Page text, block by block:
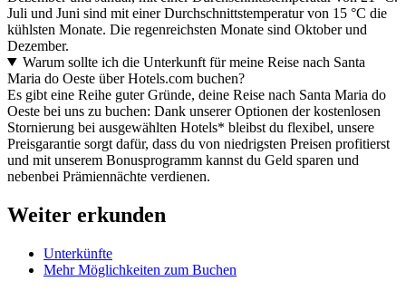
Juli und Juni sind mit einer Durchschnittstemperatur von 15 °C die
kühlsten Monate. Die regenreichsten Monate sind Oktober und
Dezember.
Warum sollte ich die Unterkunft für meine Reise nach Santa
Maria do Oeste über Hotels.com buchen?
Es gibt eine Reihe guter Gründe, deine Reise nach Santa Maria do
Oeste bei uns zu buchen: Dank unserer Optionen der kostenlosen
Stornierung bei ausgewählten Hotels* bleibst du flexibel, unsere
Preisgarantie sorgt dafür, dass du von niedrigsten Preisen profitierst
und mit unserem Bonusprogramm kannst du Geld sparen und
nebenbei Prämiennächte verdienen.
Weiter erkunden
Unterkünfte
Mehr Möglichkeiten zum Buchen